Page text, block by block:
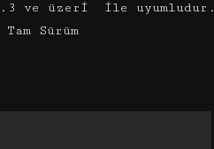
ve üzeri ile uyumludur.
Sürüm